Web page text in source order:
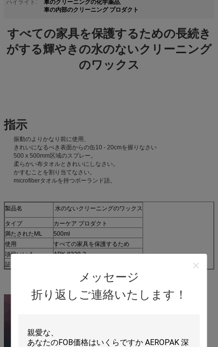
メッセージ
折り返しご連絡いたします！
ハイライト:
,
車の内部のクリーニング プロダクト
すべての家具を保護するための長続き
がする輝やきの水のないクリーニング
のワックス
指示
振動のよりかなり前に使用、
きれいになるべき表面からの缶10 - 20cmを握りなさい
500 x 500mm区域のスプレー。
柔らかい布タオルときれいにしなさい。
かすむことを割り当てなさい。
microfiberタオルを持つポーランド語。
製品名 水のないクリーニングのワックス
タイプ
カーケア プロダクト
満たされたML
500ml
使用
すべての家具を保護するため
項目いいえ。
APK-8329-3
証明書